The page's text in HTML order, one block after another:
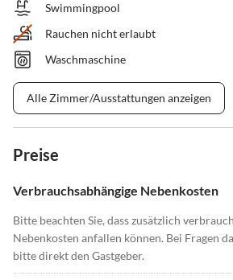
Swimmingpool
Rauchen nicht erlaubt
Waschmaschine
Alle Zimmer/Ausstattungen anzeigen
Preise
Verbrauchsabhängige Nebenkosten
Bitte beachten Sie, dass zusätzlich
Nebenkosten anfallen können. Bei Fragen
bitte direkt den Gastgeber.